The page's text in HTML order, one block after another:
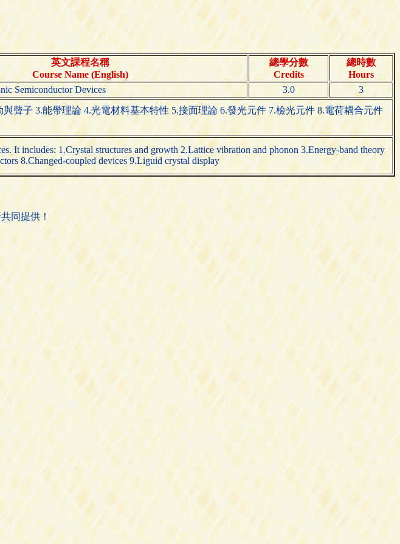
英文課程名稱
Course Name (English)
總學分數
Credits
總時數
Hours
Semiconductor Devices 3.0
3
聲子 3.能帶理論 4.光電材料基本特性 5.接面理論 6.發光元件 7.檢光元件 8.電荷耦合元件
It includes: 1.Crystal structures and growth 2.Lattice vibration and phonon 3.Energy-band theory
8.Changed-coupled devices 9.Liguid crystal display
同提供！